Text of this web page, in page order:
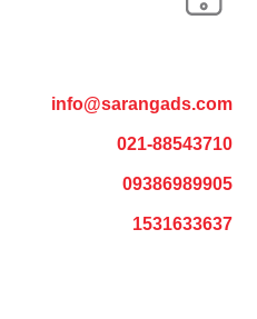
info@sarangads.com
021-88543710
09386989905
1531633637